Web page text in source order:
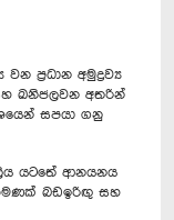
අමුද්‍රව්‍ය
ඛනිජලවන අතරින්
සපයා ගනු
යටතේ ආනයනය
බඩඉරිඟු සහ